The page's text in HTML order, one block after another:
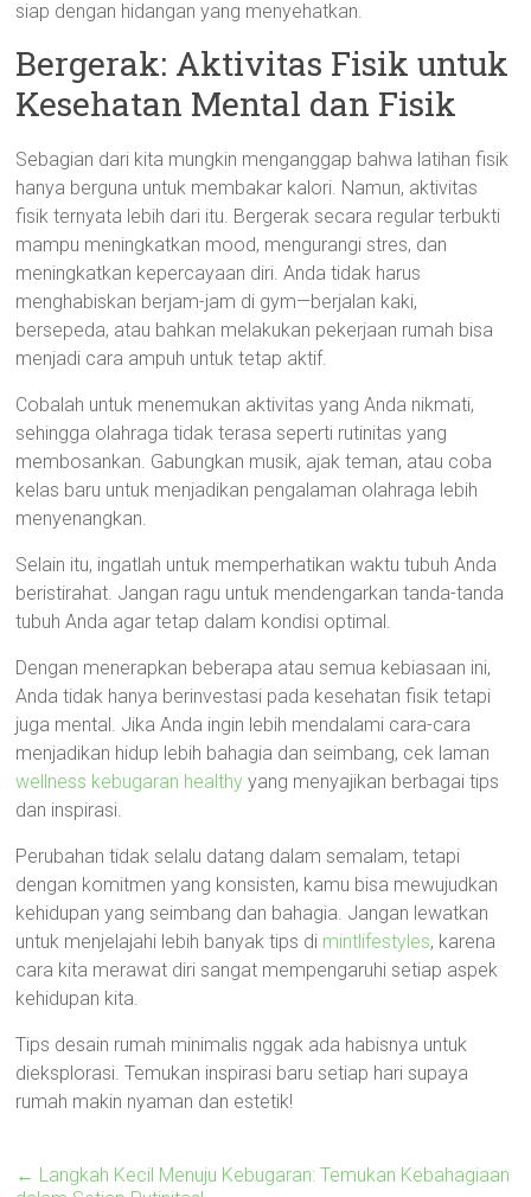
siap dengan hidangan yang menyehatkan.
Bergerak: Aktivitas Fisik untuk
Kesehatan Mental dan Fisik
Sebagian dari kita mungkin menganggap bahwa latihan fisik
hanya berguna untuk membakar kalori. Namun, aktivitas
fisik ternyata lebih dari itu. Bergerak secara regular terbukti
mampu meningkatkan mood, mengurangi stres, dan
meningkatkan kepercayaan diri. Anda tidak harus
menghabiskan berjam-jam di gym—berjalan kaki,
bersepeda, atau bahkan melakukan pekerjaan rumah bisa
menjadi cara ampuh untuk tetap aktif.
Cobalah untuk menemukan aktivitas yang Anda nikmati,
sehingga olahraga tidak terasa seperti rutinitas yang
membosankan. Gabungkan musik, ajak teman, atau coba
kelas baru untuk menjadikan pengalaman olahraga lebih
menyenangkan.
Selain itu, ingatlah untuk memperhatikan waktu tubuh Anda
beristirahat. Jangan ragu untuk mendengarkan tanda-tanda
tubuh Anda agar tetap dalam kondisi optimal.
Dengan menerapkan beberapa atau semua kebiasaan ini,
Anda tidak hanya berinvestasi pada kesehatan fisik tetapi
juga mental. Jika Anda ingin lebih mendalami cara-cara
menjadikan hidup lebih bahagia dan seimbang, cek laman
wellness kebugaran healthy yang menyajikan berbagai tips
dan inspirasi.
Perubahan tidak selalu datang dalam semalam, tetapi
dengan komitmen yang konsisten, kamu bisa mewujudkan
kehidupan yang seimbang dan bahagia. Jangan lewatkan
untuk menjelajahi lebih banyak tips di mintlifestyles, karena
cara kita merawat diri sangat mempengaruhi setiap aspek
kehidupan kita.
Tips desain rumah minimalis nggak ada habisnya untuk
dieksplorasi. Temukan inspirasi baru setiap hari supaya
rumah makin nyaman dan estetik!
← Langkah Kecil Menuju Kebugaran: Temukan Kebahagiaan